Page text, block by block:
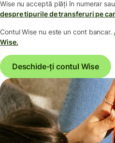
Wise nu acceptă plăți în numerar
despre tipurile de transferuri pe
Contul Wise nu este un cont bancar.
Wise.
Deschide-ți contul Wise